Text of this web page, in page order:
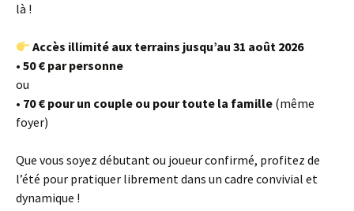
là !
Accès illimité aux terrains jusqu’au 31 août 2026
• 50 € par personne
ou
• 70 € pour un couple ou pour toute la famille (même
foyer)
Que vous soyez débutant ou joueur confirmé, profitez de
l’été pour pratiquer librement dans un cadre convivial et
dynamique !